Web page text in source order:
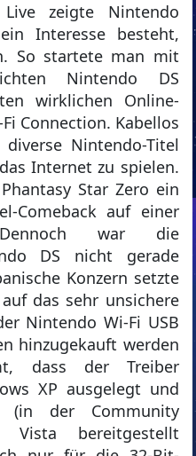
zeigte Nintendo
Interesse besteht,
So startete man mit
Nintendo DS
wirklichen Online-
Connection. Kabellos
Nintendo-Titel
Internet zu spielen.
Star Zero ein
Comeback auf einer
Dennoch war die
DS nicht gerade
Konzern setzte
das sehr unsichere
Nintendo Wi-Fi USB
hinzugekauft werden
dass der Treiber
XP ausgelegt und
der Community
Vista bereitgestellt